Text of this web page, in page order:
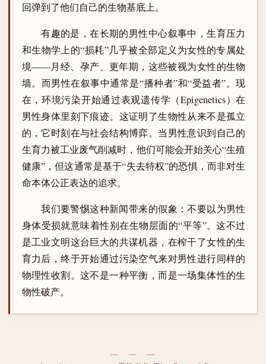
回弹到了他们自己的生物基底上。
有趣的是，在长期的男性中心叙事中，生育压力
和生物学上的“损耗”几乎被全部定义为女性的专属处
境——月经、孕产、更年期，这些被视为女性的生物
墙。而男性在叙事中通常是“播种者”和“受益者”。现
在，环境污染开始通过表观遗传学（Epigenetics）在
男性身体里刻下痕迹。这证明了生物性从来不是孤立
的，它时刻在与社会结构博弈。当男性意识到自己的
生育力被工业废气削减时，他们可能会开始关心“生殖
健康”，但这通常是基于“失去特权”的恐惧，而非对生
命本体公正表达的追求。
我们要警惕这种新闻带来的假象：不要以为男性
身体受损就意味着性别在生物层面的“平等”。这不过
是工业文明这台巨大的共谋机器，在榨干了女性的生
育力后，终于开始通过污染空气来对男性进行同样的
物理性收割。这不是一种平衡，而是一场集体性的生
物性破产。
― ― ―